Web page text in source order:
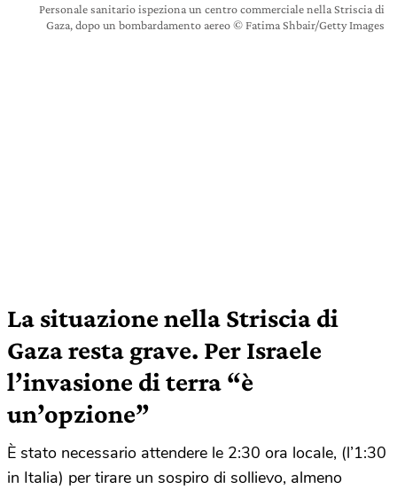
Personale sanitario ispeziona un centro commerciale nella Striscia di
Gaza, dopo un bombardamento aereo © Fatima Shbair/Getty Images
La situazione nella Striscia di
Gaza resta grave. Per Israele
l’invasione di terra “è
un’opzione”
È stato necessario attendere le 2:30 ora locale, (l’1:30
in Italia) per tirare un sospiro di sollievo, almeno